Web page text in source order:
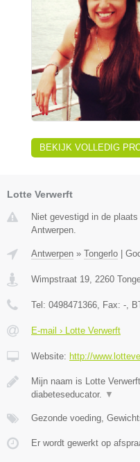
BEKIJK VOLLEDIG
Lotte Verwerft
Niet gevestigd in de
Antwerpen.
Antwerpen » Tongerlo |
Wimpstraat 19 2260
Tel: 0498471366 , Fax: - ,
E-mail › Lotte Verwerft
Website: http://
Mijn naam is Lotte
diabeteseducator.
▼
Gezonde voeding,
Er wordt gewerkt op